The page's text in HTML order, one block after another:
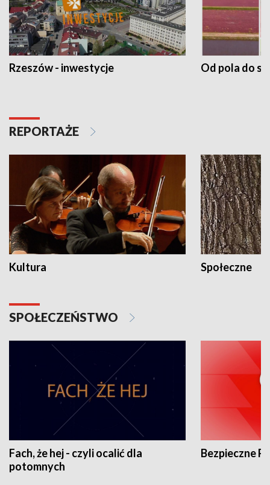
Rzeszów - inwestycje Od pola do
REPORTAŻE
Kultura Społeczne
SPOŁECZEŃSTWO
Fach, że hej - czyli ocalić dla
potomnych
Bezpieczne